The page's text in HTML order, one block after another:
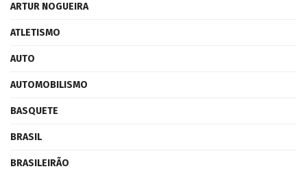
ARTUR NOGUEIRA
ATLETISMO
AUTO
AUTOMOBILISMO
BASQUETE
BRASIL
BRASILEIRÃO